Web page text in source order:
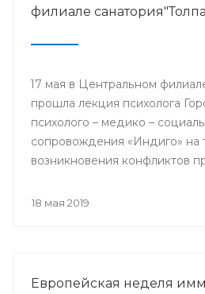
филиале
17 мая в Центральном
прошла лекция психолога
психолого – медико –
сопровождения «Индиго» на
возникновения конфликтов
18 мая 2019
Европейская неделя